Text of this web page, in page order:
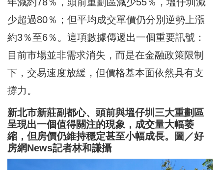
少超過80％；但平均成交單價仍分別逆勢上漲
約3％至6％。這項數據傳遞出一個重要訊號：
目前市場並非需求消失，而是在金融政策限制
下，交易速度放緩，但價格基本面依然具有支
撐力。
新北市新莊副都心、頭前與塭仔圳三大重劃區
呈現出一個值得關注的現象，成交量大幅萎
縮，但房價仍維持穩定甚至小幅成長。圖／好
房網News記者林和謙攝